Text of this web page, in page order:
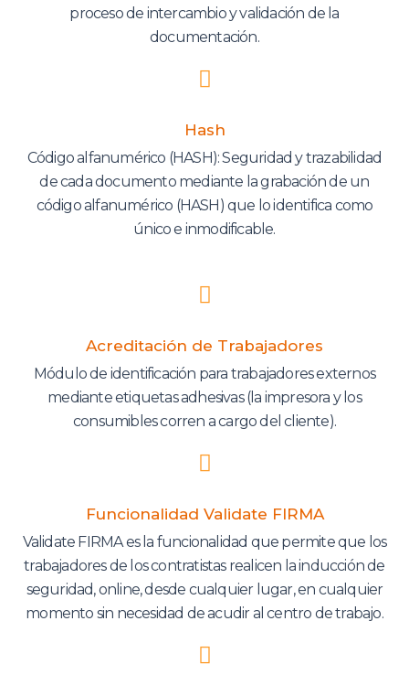
proceso de intercambio y validación de la
documentación.
Hash
Código alfanumérico (HASH): Seguridad y trazabilidad
de cada documento mediante la grabación de un
código alfanumérico (HASH) que lo identifica como
único e inmodificable.
Acreditación de Trabajadores
Módulo de identificación para trabajadores externos
mediante etiquetas adhesivas (la impresora y los
consumibles corren a cargo del cliente).
Funcionalidad Validate FIRMA
Validate FIRMA es la funcionalidad que permite que los
trabajadores de los contratistas realicen la inducción de
seguridad, online, desde cualquier lugar, en cualquier
momento sin necesidad de acudir al centro de trabajo.